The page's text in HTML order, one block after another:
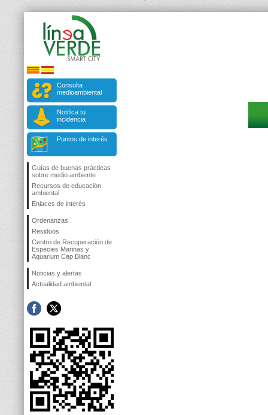
Consulta
medioambiental
Notifica tu
incidencia
Puntos de interés
Guías de buenas prácticas
sobre medio ambiente
Recursos de educación
ambiental
Enlaces de interés
Ordenanzas
Residuos
Centro de Recuperación de
Especies Marinas y
Aquarium Cap Blanc
Noticias y alertas
Actualidad ambiental